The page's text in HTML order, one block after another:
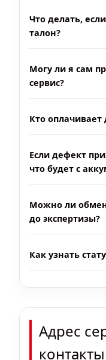
Что делать,
талон?
Могу ли я сам
сервис?
Кто оплачивает
Если дефект
что будет с
Можно ли
до экспертизы?
Как узнать
Адрес